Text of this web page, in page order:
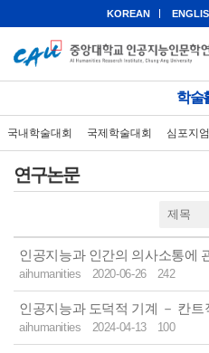
KOREAN
학술
국내학술대회 국제학술대회 심포지엄
연구논문
인공지능과 인간의 의사소통에
aihumanities 2020-06-26 242
인공지능과 도덕적 기계 － 칸트
aihumanities 2024-04-13 100